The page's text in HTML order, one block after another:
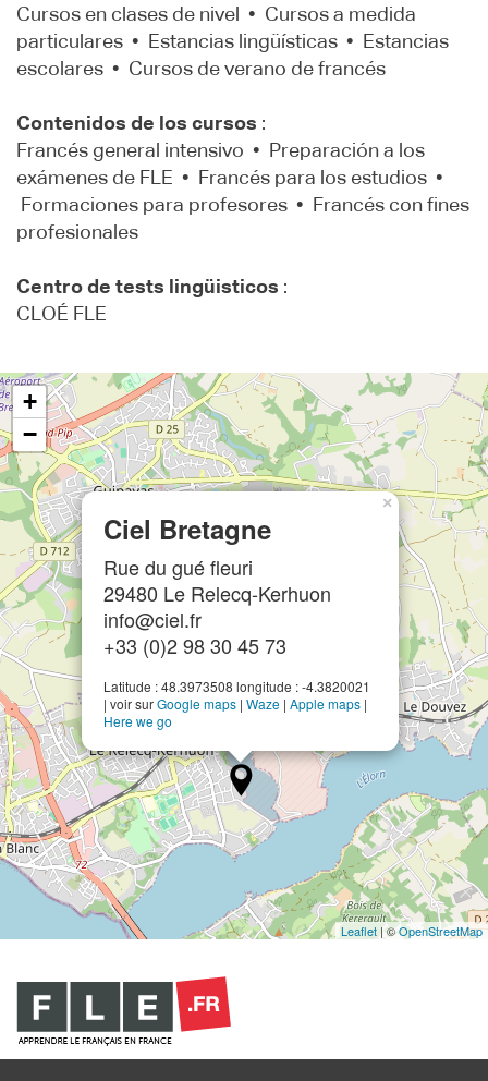
Cursos en clases de nivel • Cursos a medida
particulares • Estancias lingüísticas • Estancias
escolares • Cursos de verano de francés
Contenidos de los cursos :
Francés general intensivo • Preparación a los
exámenes de FLE • Francés para los estudios •
Formaciones para profesores • Francés con fines
profesionales
Centro de tests lingüisticos :
CLOÉ FLE
Ciel Bretagne
Rue du gué fleuri
29480 Le Relecq-Kerhuon
info@ciel.fr
+33 (0)2 98 30 45 73
Latitude : 48.3973508 longitude : -4.3820021
| voir surGoogle maps | Waze | Apple maps |
Here we go
×
+
−
Leaflet | ©OpenStreetMap